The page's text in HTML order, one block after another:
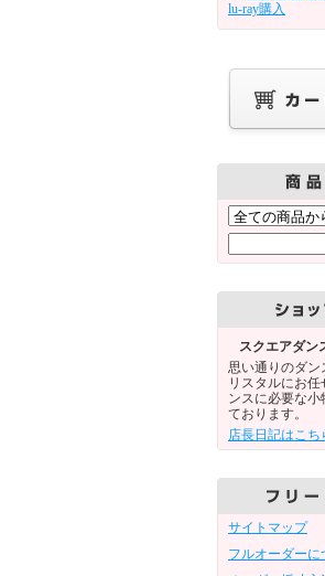
lu-ray購入
スクエアダン
思い通りのダン
リスタルにお
ンスに必要な小
ております。
店長日記はこち
サイトマップ
フルオーダーに